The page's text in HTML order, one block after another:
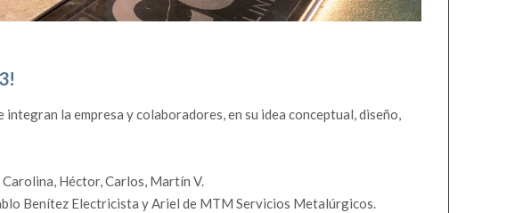
la empresa y colaboradores, en su idea conceptual, diseño,
Carolina, Héctor, Carlos, Martín V.
Benítez Electricista y Ariel de MTM Servicios Metalúrgicos.